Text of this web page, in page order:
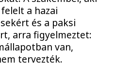
a hazai
és a paksi
arra figyelmeztet:
van,
tervezték.